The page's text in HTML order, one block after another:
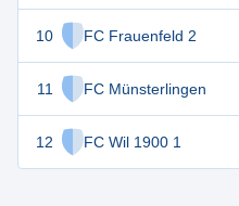
10 FC Frauenfeld 2
11 FC Münsterlingen
12 FC Wil 1900 1
19
18